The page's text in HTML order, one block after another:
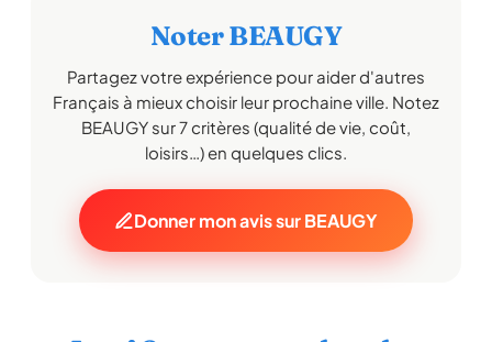
Noter BEAUGY
Partagez votre expérience pour aider d'autres
Français à mieux choisir leur prochaine ville. Notez
BEAUGY sur 7 critères (qualité de vie, coût,
loisirs…) en quelques clics.
Donner mon avis sur BEAUGY